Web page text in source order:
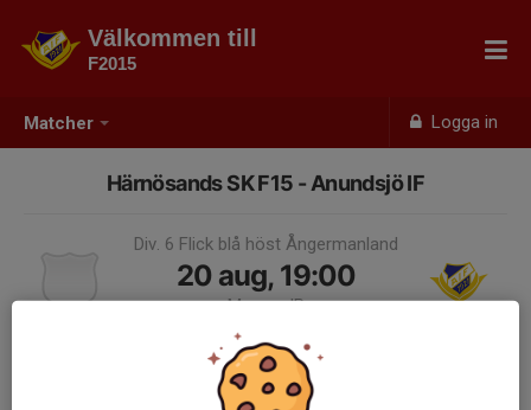
Matcher Logga in
Välkommen till
F2015
Härnösands SK F15 - Anundsjö IF
Div. 6 Flick blå höst Ångermanland
20 aug, 19:00
Myrans IP